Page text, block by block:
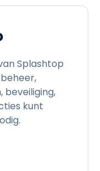
Splashtop
beveiliging,
kunt